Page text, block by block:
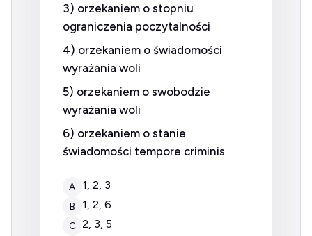
3) orzekaniem o stopniu
ograniczenia poczytalności
4) orzekaniem o świadomości
wyrażania woli
5) orzekaniem o swobodzie
wyrażania woli
6) orzekaniem o stanie
świadomości tempore criminis
A 1, 2, 3
B 1, 2, 6
C 2, 3, 5